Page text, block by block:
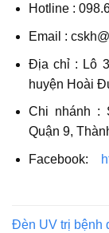
Hotline :
Email :
Địa chỉ : Lô
huyện Hoài
Chi nhánh :
Quận 9,
Facebook:
Đèn UV trị bệnh